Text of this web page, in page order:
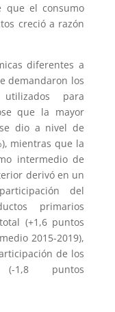
que el consumo
creció a razón
diferentes a
demandaron los
para
que la mayor
dio a nivel de
mientras que la
intermedio de
derivó en un
del
primarios
(+1,6 puntos
2015-2019),
de los
(-1,8 puntos